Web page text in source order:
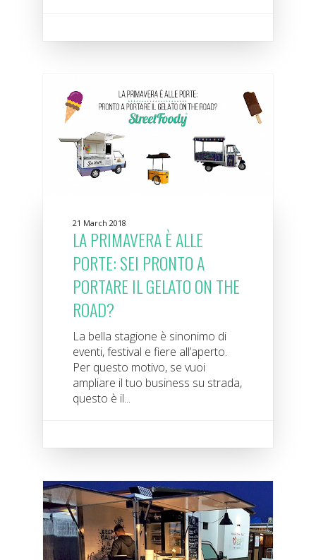
21 March 2018
LA PRIMAVERA È ALLE
PORTE: SEI PRONTO A
PORTARE IL GELATO ON THE
ROAD?
La bella stagione è sinonimo di
eventi, festival e fiere all’aperto.
Per questo motivo, se vuoi
ampliare il tuo business su strada,
questo è il...